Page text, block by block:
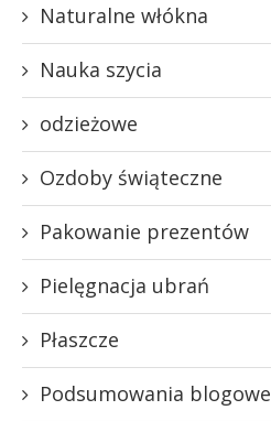
Naturalne włókna
Nauka szycia
odzieżowe
Ozdoby świąteczne
Pakowanie prezentów
Pielęgnacja ubrań
Płaszcze
Podsumowania blogowe